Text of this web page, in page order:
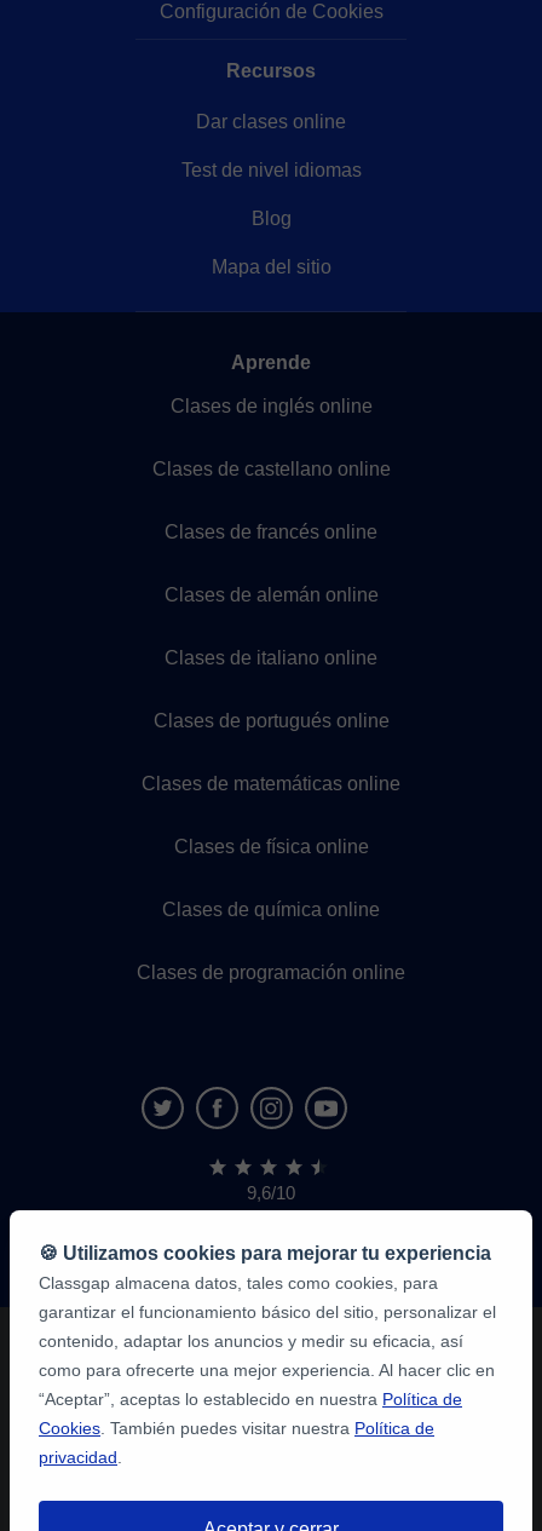
Configuración de Cookies
Recursos
Dar clases online
Test de nivel idiomas
Blog
Mapa del sitio
Aprende
Clases de inglés online
Clases de castellano online
Clases de francés online
Clases de alemán online
Clases de italiano online
Clases de portugués online
Clases de matemáticas online
Clases de física online
Clases de química online
Clases de programación online
9,6/10
1.339.284
de
alumnos
🍪 Utilizamos cookies para mejorar tu experiencia
Classgap almacena datos, tales como cookies, para
garantizar el funcionamiento básico del sitio, personalizar el
contenido, adaptar los anuncios y medir su eficacia, así
como para ofrecerte una mejor experiencia. Al hacer clic en
“Aceptar”, aceptas lo establecido en nuestra Política de
Cookies . También puedes visitar nuestra Política de
privacidad